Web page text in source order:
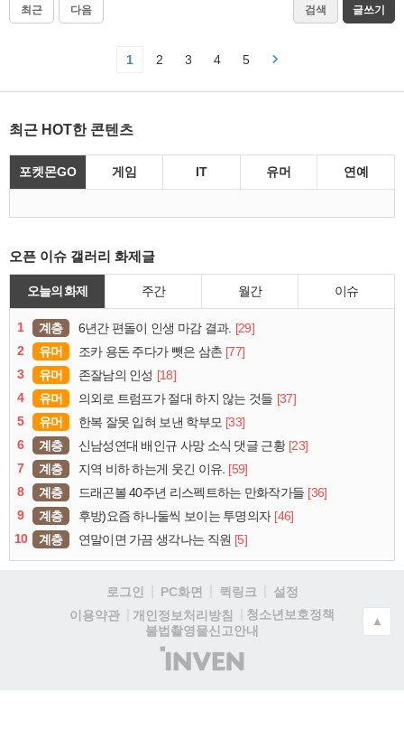
최근 다음 검색 글쓰기
1 2 3 4 5
최근 HOT한 콘텐츠
포켓몬GO 게임 IT 유머 연예
오픈 이슈 갤러리 화제글
오늘의 화제 주간 월간 이슈
1 계층 6년간 편돌이 인생 마감 결과. [29]
2
유머 조카 용돈 주다가 뺏은 삼촌 [77]
3
유머 존잘남의 인성 [18]
4
유머 의외로 트럼프가 절대 하지 않는 것들 [37]
5
유머 한복 잘못 입혀 보낸 학부모 [33]
6
계층 신남성연대 배인규 사망 소식 댓글 근황 [23]
7
계층 지역 비하 하는게 웃긴 이유. [59]
8
계층 드래곤볼 40주년 리스펙트하는 만화작가들 [36]
9
계층 후방)요즘 하나둘씩 보이는 투명의자 [46]
10
계층 연말이면 가끔 생각나는 직원 [5]
로그인 PC화면 퀵링크
설정
이용약관
개인정보처리방침
청소년보호정책
불법촬영물신고안내
(주)
인
▲